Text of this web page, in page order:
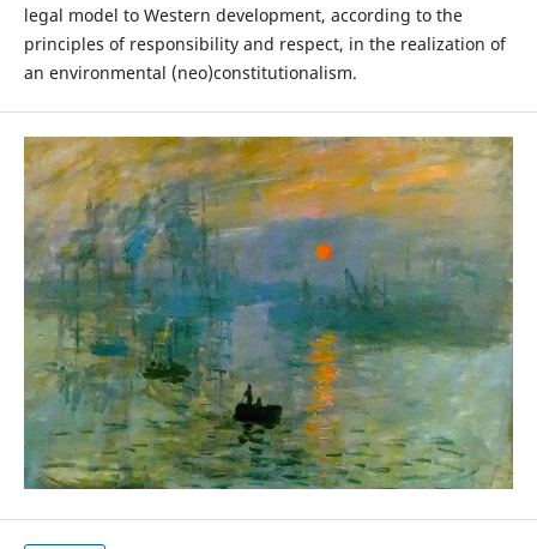
legal model to Western development, according to the
principles of responsibility and respect, in the realization of
an environmental (neo)constitutionalism.